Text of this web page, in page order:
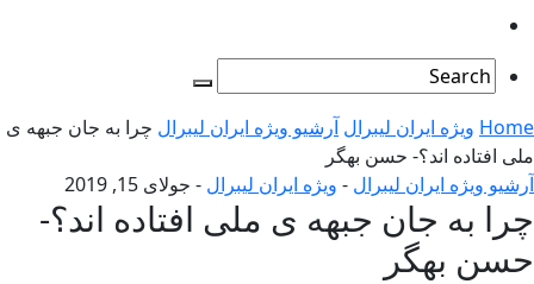
Home ویژه ایران لیبرال آرشیو ویژه ایران لیبرال چرا به جان جبهه ی
ملی افتاده اند؟- حسن بهگر
آرشیو ویژه ایران لیبرال - ویژه ایران لیبرال - جولای 15, 2019
چرا به جان جبهه ی ملی افتاده اند؟-
حسن بهگر